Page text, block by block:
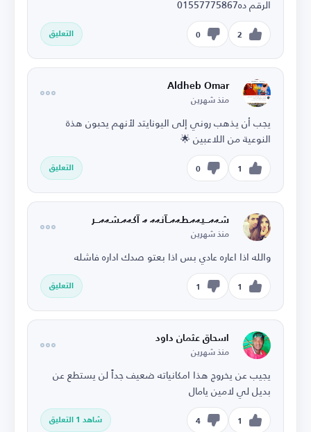
الرقم ده01557775867
2
0 التعليق
Aldheb Omar
منذ شهرين
يجب أن يذهب روني إلى اليونايتد لأنهم يحبون هذة
النوعية من اللاعبين 🌟
1
0 التعليق
شـޢޢـــيـޢޢـطـޢޢــآنـޢޢ ޢ آكـޢޢـشـޢޢـــر
منذ شهرين
والله اذا اعاره عادي بس اذا بعتو صدك اداره فاشله
1
1 التعليق
اسحاق عثمان داود
منذ شهرين
يجيب عن يخروج هذا امكانياته ضعيف جداً لن يستطع عن
بديل لي لامين يامال
1
4 شاهد 1 التعليق